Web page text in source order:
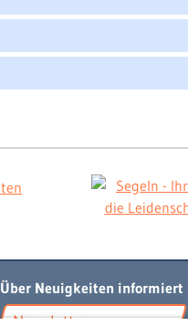
Über Neuigkeiten informiert
Newsletter